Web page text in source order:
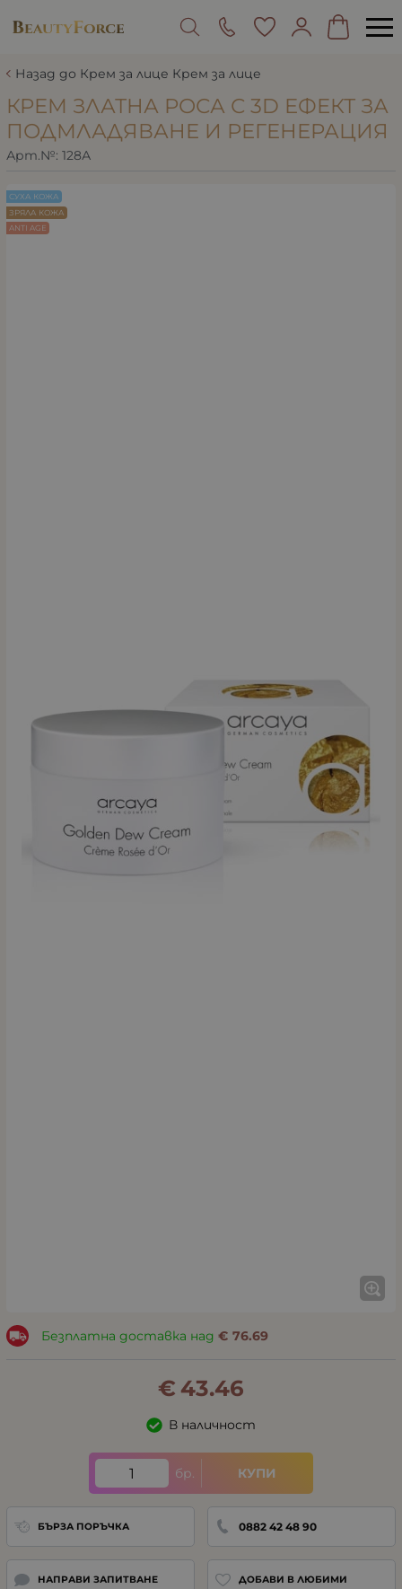
Назад до Крем за лице Крем за лице
КРЕМ ЗЛАТНА РОСА С 3D ЕФЕКТ ЗА
ПОДМЛАДЯВАНЕ И РЕГЕНЕРАЦИЯ
Арт.№: 128А
СУХА КОЖА
ЗРЯЛА КОЖА
ANTI AGE
Безплатна доставка над 76.69
€
43.46
€
В наличност
бр. КУПИ
БЪРЗА ПОРЪЧКА 0882 42 48 90
НАПРАВИ ЗАПИТВАНЕ ДОБАВИ В ЛЮБИМИ